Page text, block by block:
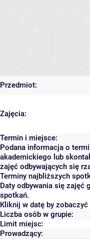
Przedmiot:
Zajęcia:
Termin i miejsce:
Podana informacja o
akademickiego lub
zajęć odbywających się
Terminy najbliższych
Daty odbywania się zajęć
spotkań.
Kliknij w datę by
Liczba osób w grupie:
Limit miejsc:
Prowadzący: